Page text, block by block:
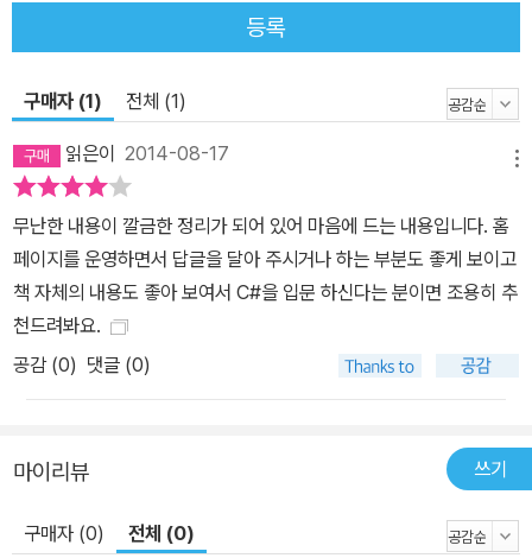
0에 추가된 문법 o 9장: C# 4.0에 추가된 문법 o 10장: C# 5.0에
추가된 문법 [3부] C# 언어로 만드는 다양한 응용 프로그램 o 11장:
윈도우 폼, WPF, 서비스, 웹 폼, 윈도우 폰 응용 프로그램 o 12장: 실
습 - PPT를 제어하는 윈도우 폰 응용 프로그램
등록
구매자 (1) 전체 (1)
읽은이 2014-08-17
무난한 내용이 깔금한 정리가 되어 있어 마음에 드는 내용입니다. 홈
페이지를 운영하면서 답글을 달아 주시거나 하는 부분도 좋게 보이고
책 자체의 내용도 좋아 보여서 C#을 입문 하신다는 분이면 조용히 추
천드려봐요.
공감 (0) 댓글 (0)
마이리뷰 쓰기
구매자 (0) 전체 (0)